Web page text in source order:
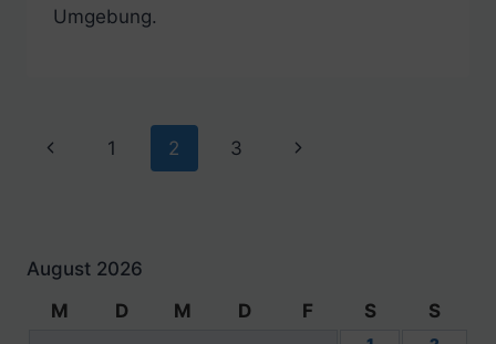
Umgebung.
Seitennavigation
Vorherige
1 2 3
Nächste
August 2026
M
D M D F S S